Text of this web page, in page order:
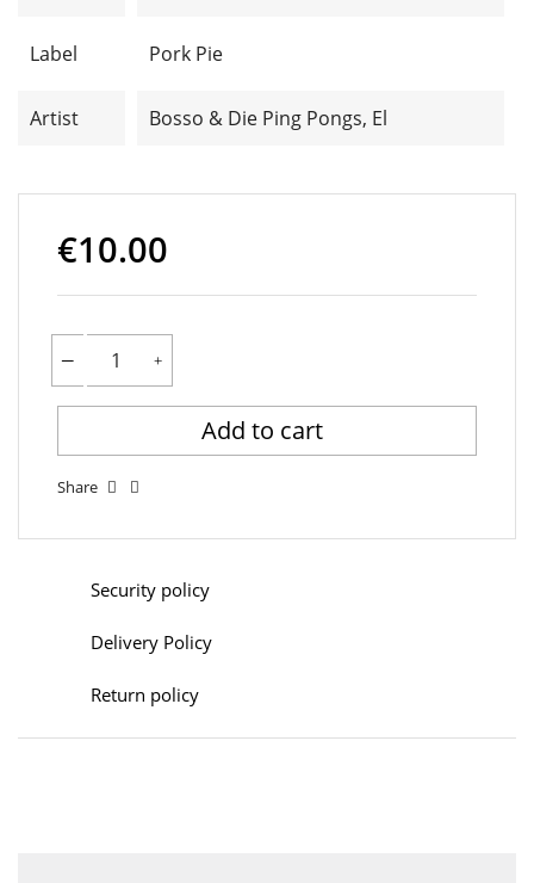
Label Pork Pie
Artist Bosso & Die Ping Pongs, El
€10.00
Add to cart
Share
Security policy
Delivery Policy
Return policy